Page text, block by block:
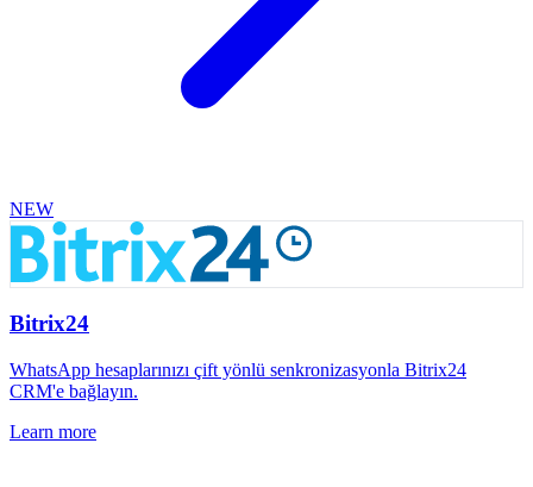
NEW
Bitrix24
WhatsApp hesaplarınızı çift yönlü senkronizasyonla Bitrix24
CRM'e bağlayın.
Learn more